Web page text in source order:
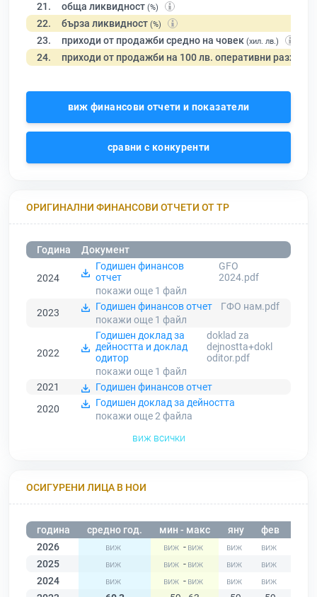
21. обща ликвидност (%)
22. бърза ликвидност (%)
23. приходи от продажби средно на човек (хил. лв.)
24. приходи от продажби на 100 лв. оперативни разходи
виж финансови отчети и показатели
сравни с конкуренти
ОРИГИНАЛНИ ФИНАНСОВИ ОТЧЕТИ ОТ ТР
Година Документ
2024
Годишен финансов
отчет
GFO
2024.pdf
покажи още 1 файл
2023
Годишен финансов отчет
ГФО нам.pdf
покажи още 1 файл
2022
Годишен доклад за
дейността и доклад
одитор
doklad za
dejnostta+dokl
oditor.pdf
покажи още 1 файл
2021
Годишен финансов отчет
2020
Годишен доклад за дейността
покажи още 2файла
виж всички
ОСИГУРЕНИ ЛИЦА В НОИ
година средно год. мин - макс яну фев
2026
-
2025
-
2024
-